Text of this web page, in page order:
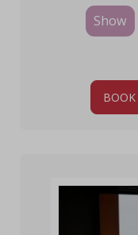
Show
BOOK